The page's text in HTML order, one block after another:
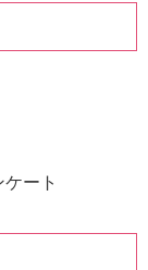
ート